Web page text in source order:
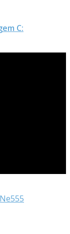
C: